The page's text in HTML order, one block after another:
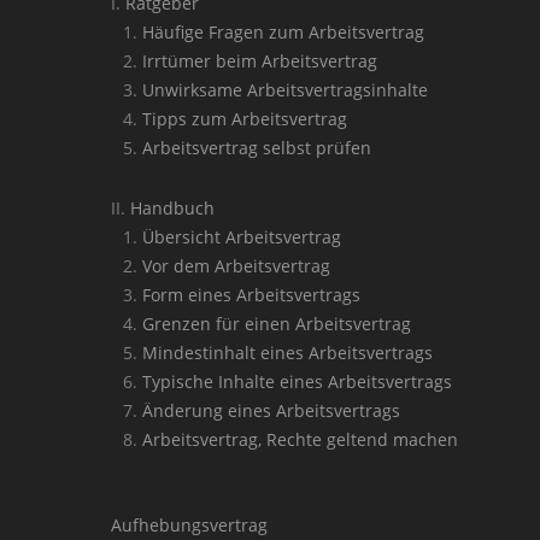
Häufige Fragen zum Arbeitsvertrag
Irrtümer beim Arbeitsvertrag
Unwirksame Arbeitsvertragsinhalte
Tipps zum Arbeitsvertrag
Arbeitsvertrag selbst prüfen
Handbuch
Übersicht Arbeitsvertrag
Vor dem Arbeitsvertrag
Form eines Arbeitsvertrags
Grenzen für einen Arbeitsvertrag
Mindestinhalt eines Arbeitsvertrags
Typische Inhalte eines Arbeitsvertrags
Änderung eines Arbeitsvertrags
Arbeitsvertrag, Rechte geltend machen
Aufhebungsvertrag